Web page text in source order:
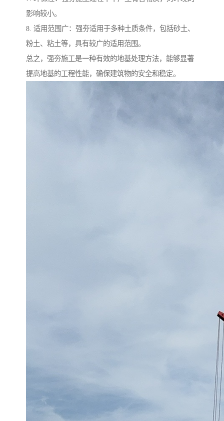
影响较小。
8. 适用范围广：强夯适用于多种土质条件，包括砂土、
粉土、粘土等，具有较广的适用范围。
总之，强夯施工是一种有效的地基处理方法，能够显著
提高地基的工程性能，确保建筑物的安全和稳定。